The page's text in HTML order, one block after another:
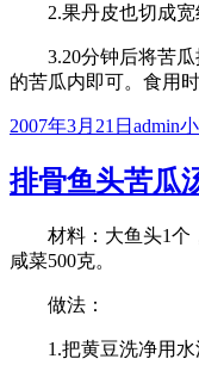
2.果丹皮也切成宽
3.20分钟后将苦瓜
的苦瓜内即可。食用
Posted
2007年3月21日 Author
admin
排骨鱼头苦瓜
材料：大鱼头1个，
咸菜500克。
做法：
1.把黄豆洗净用水